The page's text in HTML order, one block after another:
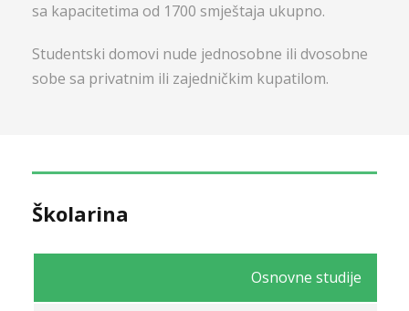
sa kapacitetima od 1700 smještaja ukupno.
Studentski domovi nude jednosobne ili dvosobne
sobe sa privatnim ili zajedničkim kupatilom.
Školarina
Osnovne studije